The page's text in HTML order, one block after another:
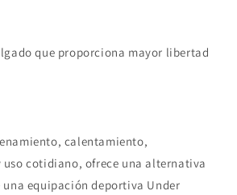
que proporciona mayor libertad
calentamiento,
uso cotidiano, ofrece una alternativa
equipación deportiva Under